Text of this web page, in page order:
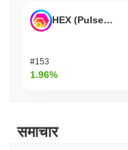
HEX (Pulsechain)
#153
1.96%
समाचार